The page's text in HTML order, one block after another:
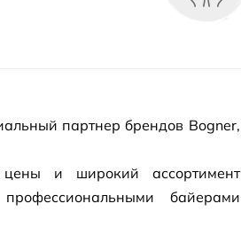
партнер брендов Bogner,
цены и широкий ассортимент
байерами